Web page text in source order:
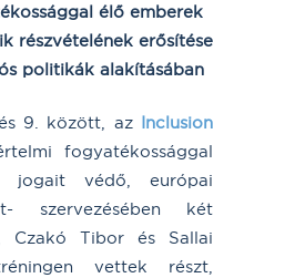
élő emberek
részvételének erősítése
politikák alakításában
9. között, az Inclusion
fogyatékossággal
jogait védő, európai
szervezésében két
Czakó Tibor és Sallai
vettek részt,